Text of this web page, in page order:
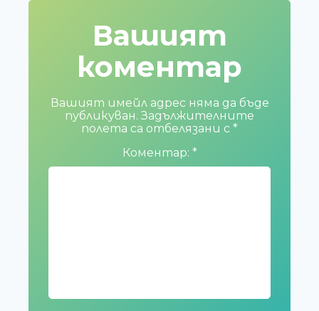
Вашият
коментар
Вашият имейл адрес няма да бъде
публикуван. Задължителните
полета са отбелязани с *
Коментар: *